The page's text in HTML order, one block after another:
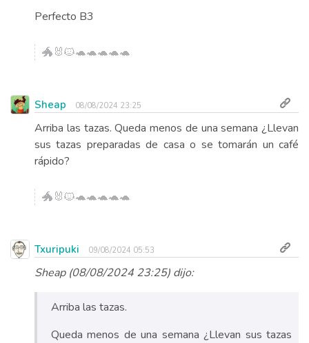
Perfecto B3
🐲🐰🐱🐢🐢🐢🐢🐢
Sheap 08/08/2024 23:25
Arriba las tazas. Queda menos de una semana ¿Llevan
sus tazas preparadas de casa o se tomarán un café
rápido?
🐲🐰🐱🐢🐢🐢🐢🐢
Txuripuki 09/08/2024 05:53
Sheap (08/08/2024 23:25) dijo:
Arriba las tazas.
Queda menos de una semana ¿Llevan sus tazas